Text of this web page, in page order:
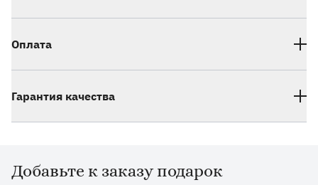
Оплата
Гарантия качества
Дополнительные товары
Добавьте к заказу подарок